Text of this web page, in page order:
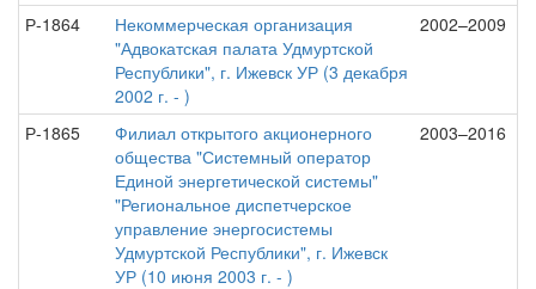
Р-1864
Некоммерческая организация
"Адвокатская палата Удмуртской
Республики", г. Ижевск УР (3 декабря
2002 г. - )
2002–2009
Р-1865
Филиал открытого акционерного
общества "Системный оператор
Единой энергетической системы"
"Региональное диспетчерское
управление энергосистемы
Удмуртской Республики", г. Ижевск
УР (10 июня 2003 г. - )
2003–2016